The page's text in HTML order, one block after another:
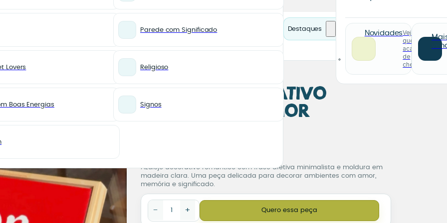
Parede com Significado
Lovers Religioso
Boas Energias Signos
Destaques
NovidadesVeja o
que
acabou
de
chegar
“AMOR”
Azulejo Decorativo
Romântico “AMOR”
Azulejo decorativo romântico com frase afetiva minimalista e moldura em
madeira clara. Uma peça delicada para decorar ambientes com amor,
memória e significado.
Azulejo Decorativo Romântico “AMOR” quantidade
− + Quero essa peça